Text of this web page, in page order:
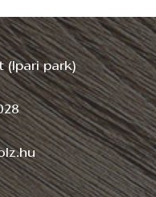
(Ipari park)